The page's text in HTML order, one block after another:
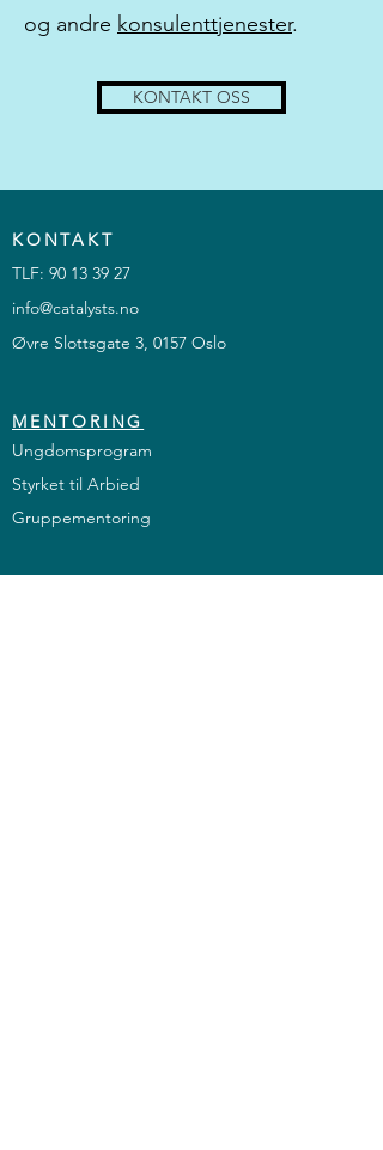
og andre konsulenttjenester.
KONTAKT OSS
KONTAKT
TLF: 90 13 39 27
info@catalysts.no
Øvre Slottsgate 3, 0157 Oslo
MENTORING
Ungdomsprogram
Styrket til Arbied
Gruppementoring